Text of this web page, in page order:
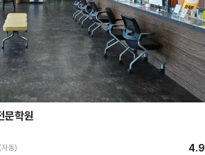
문학원
동) 4.9